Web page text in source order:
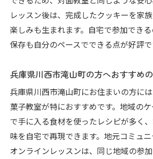
レッスン後は、完成したクッキーを家
楽しみも生まれます。自宅で参加でき
保存も自分のペースでできる点が好評で
兵庫県川西市滝山町の方へおすすめ
兵庫県川西市滝山町にお住まいの方に
菓子教室が特におすすめです。地域の
で手に入る食材を使ったレシピが多く
味を自宅で再現できます。地元コミュ
オンラインレッスンは、同じ地域の参